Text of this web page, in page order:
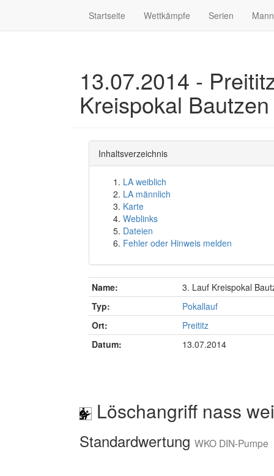
Startseite Wettkämpfe Serien
13.07.2014 -
Kreispokal
Inhaltsverzeichnis
LA weiblich
LA männlich
Karte
Weblinks
Dateien
Fehler oder Hinweis melden
Name:
3. Lauf Kreispokal
Typ:
Pokallauf
Ort:
Preititz
Datum:
13.07.2014
Löschangriff nass
Standardwertung WKO DIN-Pumpe